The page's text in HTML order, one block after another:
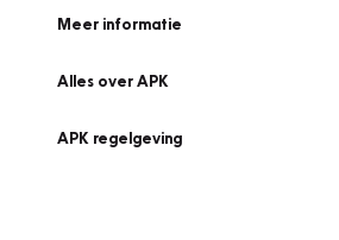
Meer informatie
Alles over APK
APK regelgeving